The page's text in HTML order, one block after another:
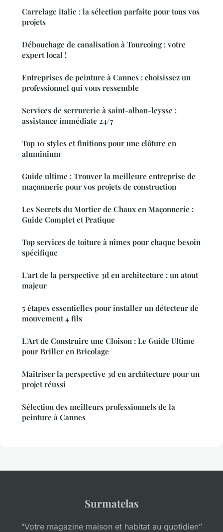
Carrelage italie : la sélection parfaite pour tous vos
projets
Débouchage de canalisation à Tourcoing : votre
expert local !
Entreprises de peinture à Cannes : choisissez un
professionnel qui vous ressemble
Services de serrurerie à saint-alban-leysse :
assistance immédiate 24/7
Top 10 styles et finitions pour une clôture en
aluminium
Guide ultime : Trouver la meilleure entreprise de
maçonnerie pour vos projets de construction
Les Secrets du Mortier de Chaux en Maçonnerie :
Guide Complet et Pratique
Top services de toiture à nîmes pour chaque besoin
spécifique
L'art de la perspective 3d en architecture : un atout
majeur
5 étapes essentielles pour installer un détecteur de
mouvement 4 fils
L'Art de Construire une Cloison : Le Guide Ultime
pour Briller en Bricolage
Maîtriser la perspective 3d en architecture pour un
projet réussi
Sélection des meilleurs professionnels de la
peinture à Cannes
Surmatelas
“Votre magazine maison et habitat au quotidien”